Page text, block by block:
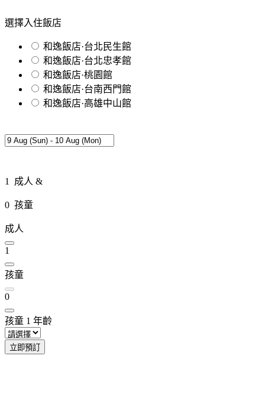
選擇入住飯店
和逸飯店·台北民生館
和逸飯店·台北忠孝館
和逸飯店·桃園館
和逸飯店·台南西門館
和逸飯店·高雄中山館
1 成人 &
0 孩童
成人
1
孩童
0
孩童 1 年齡
立即預訂